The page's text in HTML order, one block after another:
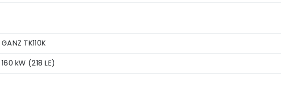
GANZ TK110K
160 kW (218 LE)